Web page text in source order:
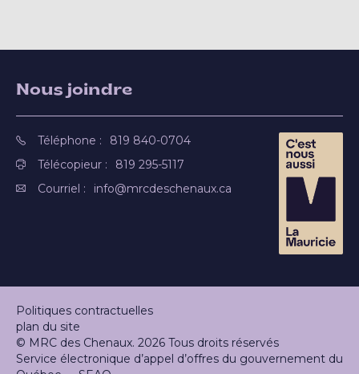
Nous joindre
Téléphone :
819 840-0704
Télécopieur :
819 295-5117
Courriel :
info@mrcdeschenaux.ca
Politiques contractuelles
plan du site
© MRC des Chenaux. 2026 Tous droits réservés
Service électronique d’appel d’offres du gouvernement du